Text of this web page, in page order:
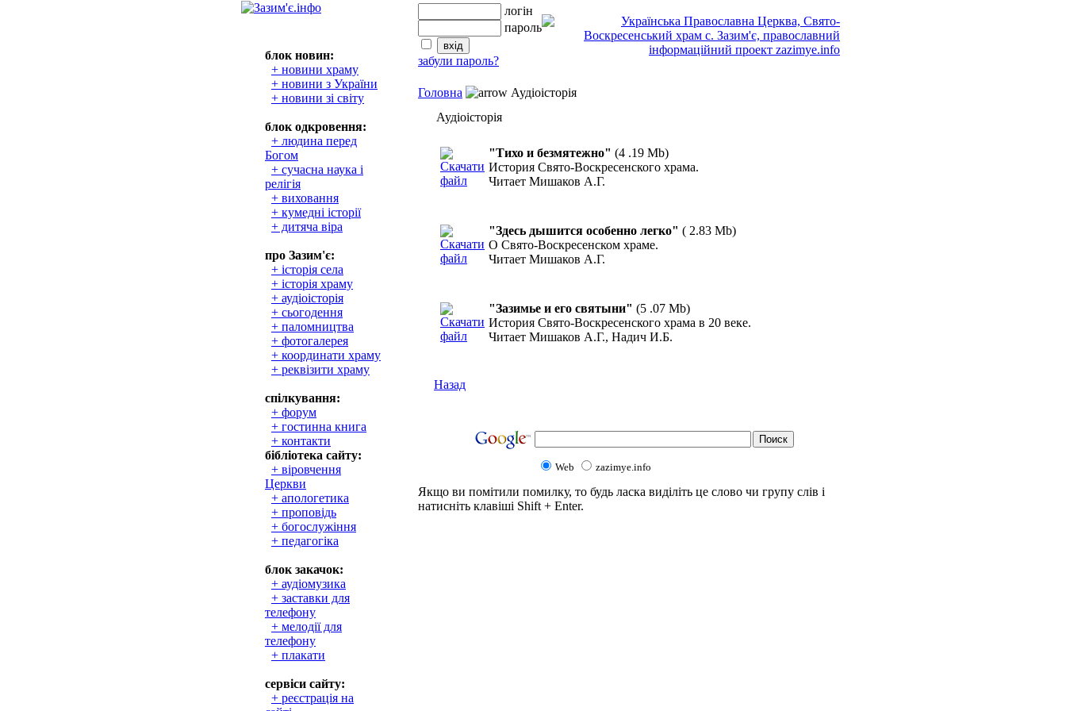
блок новин:
+ новини храму
+ новини з України
+ новини зі світу
блок одкровення:
+ людина перед
Богом
+ сучасна наука і
релігія
+ виховання
+ кумедні історії
+ дитяча віра
про Зазим'є:
+ історія села
+ історія храму
+ аудіоісторія
+ сьогодення
+ паломництва
+ фотогалерея
+ координати храму
+ реквізити храму
спілкування:
+ форум
+ гостинна книга
+ контакти
бібліотека сайту:
+ віровчення
Церкви
+ апологетика
+ проповідь
+ богослужіння
+ педагогіка
блок закачок:
+ аудіомузика
+ заставки для
телефону
+ мелодії для
телефону
+ плакати
сервіси сайту:
+ реєстрація на
логін
пароль
забули пароль?
Головна
Аудіоісторія
Аудіоісторія
"Тихо и безмятежно" (4 .19 Mb)
История Свято-Воскресенского храма.
Читает Мишаков А.Г.
"Здесь дышится особенно легко" ( 2.83 Mb)
О Свято-Воскресенском храме.
Читает Мишаков А.Г.
"Зазимье и его святыни" (5 .07 Mb)
История Свято-Воскресенского храма в 20 веке.
Читает Мишаков А.Г., Надич И.Б.
Назад
Web zazimye.info
Якщо ви помітили помилку, то будь ласка виділіть це слово чи групу слів і
натисніть клавіші Shift + Enter.